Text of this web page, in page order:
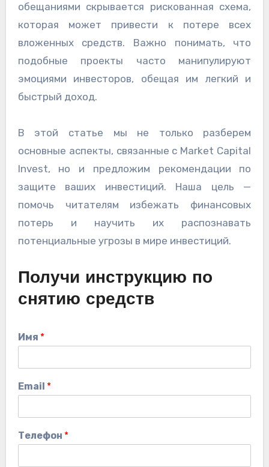
обещаниями скрывается рискованная схема,
которая может привести к потере всех
вложенных средств. Важно понимать, что
подобные проекты часто манипулируют
эмоциями инвесторов, обещая им легкий и
быстрый доход.
В этой статье мы не только разберем
основные аспекты, связанные с Market Capital
Invest, но и предложим рекомендации по
защите ваших инвестиций. Наша цель —
помочь читателям избежать финансовых
потерь и научить их распознавать
потенциальные угрозы в мире инвестиций.
Получи инструкцию по
снятию средств
Имя *
Email *
Телефон *